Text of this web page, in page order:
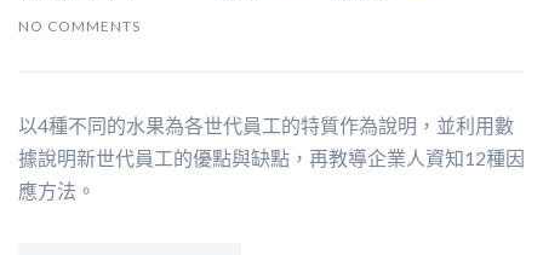
NO COMMENTS
以4種不同的水果為各世代員工的特質作為說明，並利用數
據說明新世代員工的優點與缺點，再教導企業人資知12種因
應方法。